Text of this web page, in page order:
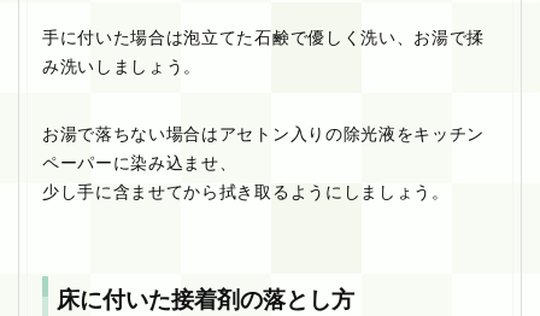
手に付いた場合は泡立てた石鹸で優しく洗い、お湯で揉
み洗いしましょう。
お湯で落ちない場合はアセトン入りの除光液をキッチン
ペーパーに染み込ませ、
少し手に含ませてから拭き取るようにしましょう。
床に付いた接着剤の落とし方